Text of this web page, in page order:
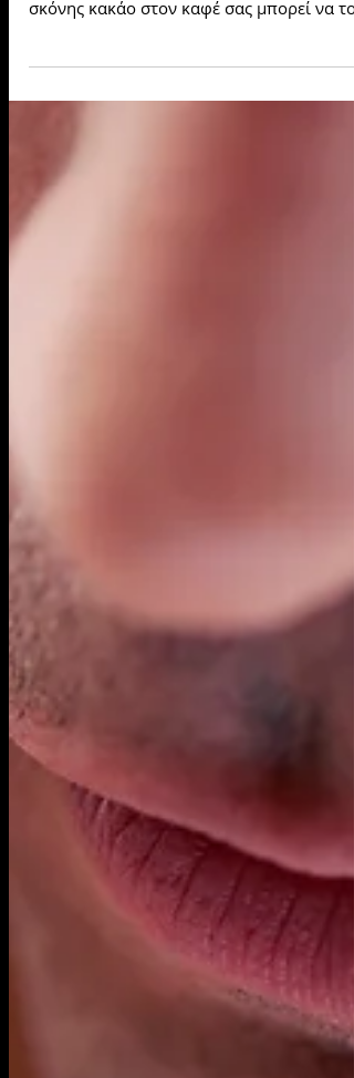
Πριν από μερικά χρόνια, έγραψα ένα
σκόνης κακάο στον καφέ σας μπορεί να του